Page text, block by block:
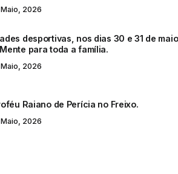
2026
desportivas, nos dias 30 e 31 de
para toda a família.
2026
Raiano de Perícia no Freixo.
2026